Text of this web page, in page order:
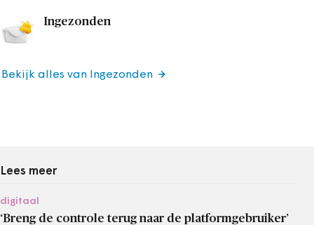
Ingezonden
Bekijk alles van Ingezonden
Lees meer
digitaal
‘Breng de controle terug naar de platformgebruiker’